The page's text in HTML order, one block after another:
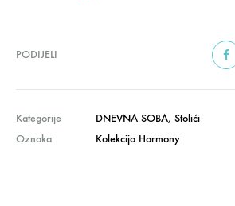
PODIJELI
Kategorije DNEVNA SOBA, Stolići
Oznaka
Kolekcija Harmony